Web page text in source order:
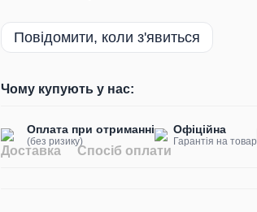
Повідомити, коли з'явиться
Чому купують у нас:
Оплата при отриманні
(без ризику)
Офіційна
Гарантія на товар
Доставка Спосіб оплати